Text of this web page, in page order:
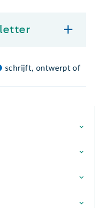
schrijft, ontwerpt of